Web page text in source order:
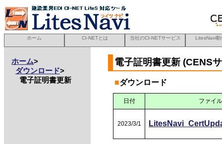
ホーム CI-NETとは 当社のCI-NETサービス LitesNavi動
ホーム>
ダウンロード>
電子証明書更新
電子証明書更新 (CENS
■ダウンロード
日付 ファイ
2023/3/1